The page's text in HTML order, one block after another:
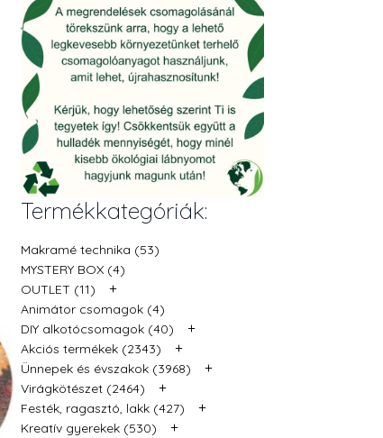
Termékkategóriák:
Makramé technika (53)
MYSTERY BOX (4)
OUTLET (11)
+
Animátor csomagok (4)
DIY alkotócsomagok (40)
+
Akciós termékek (2343) +
Ünnepek és évszakok (3968) +
Virágkötészet (2464) +
Festék, ragasztó, lakk (427) +
Kreatív gyerekek (530) +